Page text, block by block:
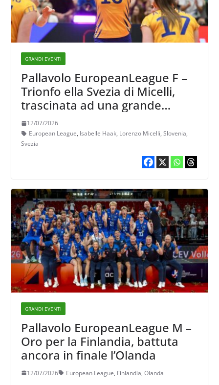
GRANDI EVENTI
Pallavolo EuropeanLeague F –
Trionfo ella Svezia di Micelli,
trascinata ad una grande
rimonta sulla Slovenia da Bella
Haak
12/07/2026
European League, Isabelle Haak, Lorenzo Micelli, Slovenia,
Svezia
GRANDI EVENTI
Pallavolo EuropeanLeague M –
Oro per la Finlandia, battuta
ancora in finale l’Olanda
12/07/2026 European League, Finlandia, Olanda